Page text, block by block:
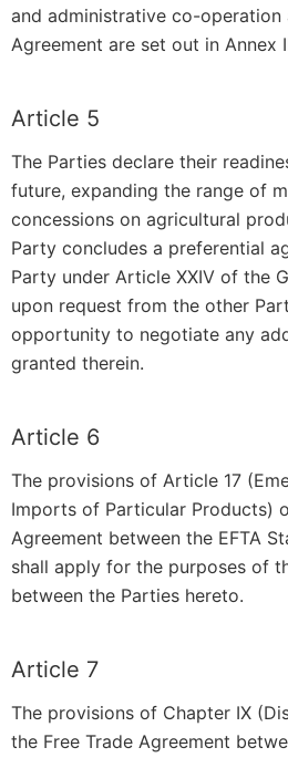
and administrative co-
Agreement are set out in Annex
Article 5
The Parties declare their
future, expanding the range of
concessions on agricultural
Party concludes a preferential
Party under Article XXIV of the
upon request from the other
opportunity to negotiate any
granted therein.
Article 6
The provisions of Article 17
Imports of Particular Products)
Agreement between the EFTA
shall apply for the purposes of
between the Parties hereto.
Article 7
The provisions of Chapter IX
the Free Trade Agreement